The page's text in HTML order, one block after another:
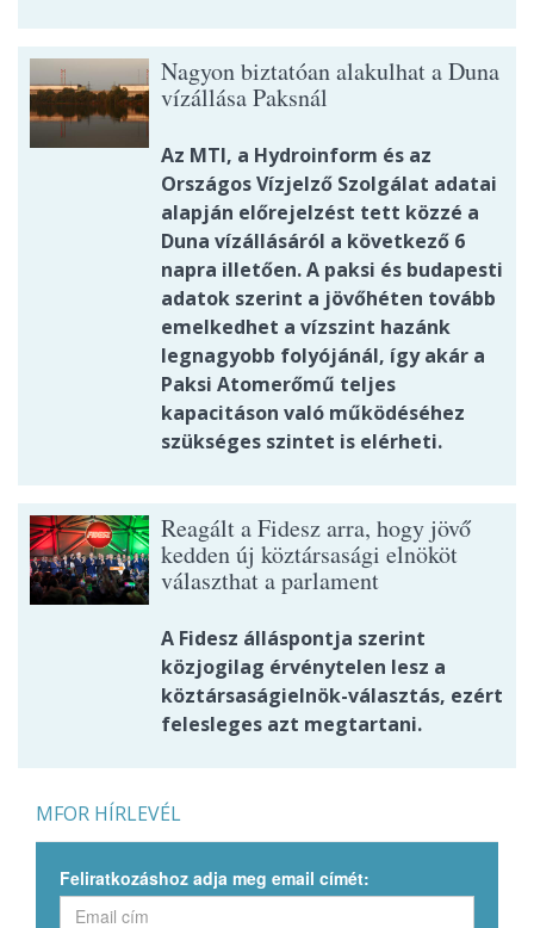
Nagyon biztatóan alakulhat a Duna
vízállása Paksnál
Az MTI, a Hydroinform és az
Országos Vízjelző Szolgálat adatai
alapján előrejelzést tett közzé a
Duna vízállásáról a következő 6
napra illetően. A paksi és budapesti
adatok szerint a jövőhéten tovább
emelkedhet a vízszint hazánk
legnagyobb folyójánál, így akár a
Paksi Atomerőmű teljes
kapacitáson való működéséhez
szükséges szintet is elérheti.
Reagált a Fidesz arra, hogy jövő
kedden új köztársasági elnököt
választhat a parlament
A Fidesz álláspontja szerint
közjogilag érvénytelen lesz a
köztársaságielnök-választás, ezért
felesleges azt megtartani.
MFOR HÍRLEVÉL
Feliratkozáshoz adja meg email címét: